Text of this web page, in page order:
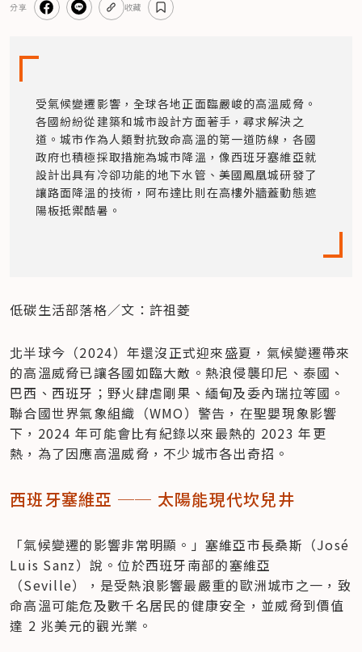
分享 收藏
受氣候變遷影響，全球各地正面臨嚴峻的高溫威脅。
各國紛紛從建築和城市設計方面著手，尋求解決之
道。城市作為人類對抗致命高溫的第一道防線，各國
政府也積極採取措施為城市降溫，像西班牙塞維亞就
設計出具有冷卻功能的地下水管、美國鳳凰城研發了
讓路面降溫的技術，阿布達比則在高樓外牆蓋動態遮
陽板抵禦酷暑。
低碳生活部落格／文：許祖菱
北半球今（2024）年還沒正式迎來盛夏，氣候變遷帶來
的高溫威脅已讓各國如臨大敵。熱浪侵襲印尼、泰國、
巴西、西班牙；野火肆虐剛果、緬甸及委內瑞拉等國。
聯合國世界氣象組織（WMO）警告，在聖嬰現象影響
下，2024 年可能會比有紀錄以來最熱的 2023 年更
熱，為了因應高溫威脅，不少城市各出奇招。
西班牙塞維亞 ── 太陽能現代坎兒井
「氣候變遷的影響非常明顯。」塞維亞市長桑斯（José
Luis Sanz）說。位於西班牙南部的塞維亞
（Seville），是受熱浪影響最嚴重的歐洲城市之一，致
命高溫可能危及數千名居民的健康安全，並威脅到價值
達 2 兆美元的觀光業。